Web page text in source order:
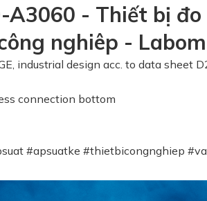
A3060 - Thiết bị
nghiêp - Labom
industrial design acc. to data sheet
connection bottom
#apsuatke #thietbicongnghiep